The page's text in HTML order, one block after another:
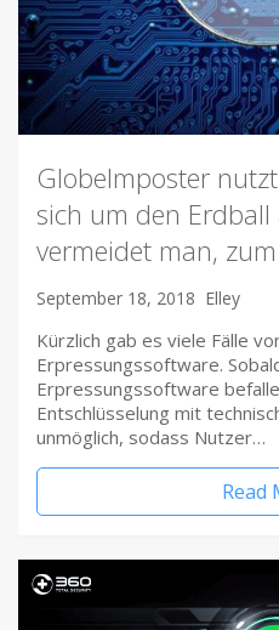
Globelmposter
sich um den
vermeidet man,
September 18, 2018 Elley
Kürzlich gab es viele Fälle
Erpressungssoftware.
Erpressungssoftware
Entschlüsselung mit
unmöglich, sodass Nutzer…
Read